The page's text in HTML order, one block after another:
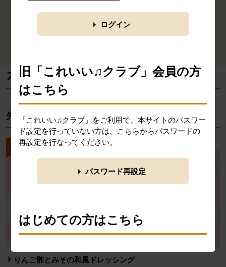
ログイン
旧「これいい♫クラブ」会員の方
はこちら
「これいい♫クラブ」をご利用で、本サイトのパスワー
ド設定を行っていない方は、こちらからパスワードの
再設定を行なってください。
パスワード再設定
はじめての方はこちら
「ビオサポレシピ」は、ふだんの食卓にならぶ料理レ
シピを検索・投稿できるコミュニティサイトです。 食
カテゴリの一覧を見る
食材から探す
料理タイプか
調理法から探
消費材検索メニューここまで。
ここから本文です。
カタログ掲載レシピ
先週のカタログ掲載レシピ
りんご酢とみその和風ドレッシング